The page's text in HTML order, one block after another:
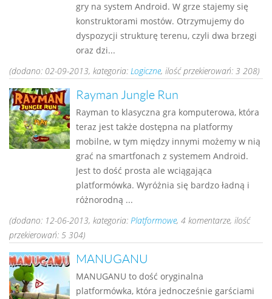
gry na system Android. W grze stajemy się
konstruktorami mostów. Otrzymujemy do
dyspozycji strukturę terenu, czyli dwa brzegi
oraz dzi...
(dodano: 02-09-2013, kategoria: Logiczne, ilość przekierowań: 3 208)
Rayman Jungle Run
Rayman to klasyczna gra komputerowa, która
teraz jest także dostępna na platformy
mobilne, w tym między innymi możemy w nią
grać na smartfonach z systemem Android.
Jest to dość prosta ale wciągająca
platformówka. Wyróżnia się bardzo ładną i
różnorodną ...
(dodano: 12-06-2013, kategoria: Platformowe, 4 komentarze, ilość
przekierowań: 5 304)
MANUGANU
MANUGANU to dość oryginalna
platformówka, która jednocześnie garściami